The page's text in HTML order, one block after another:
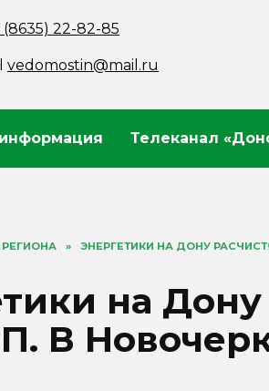
(8635) 22-82-85
vedomostin@mail.ru
Телеканал
» ЭНЕРГЕТИКИ НА ДОНУ
на
В